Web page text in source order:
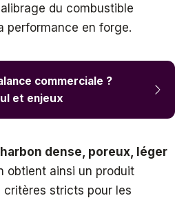
du combustible
performance en forge.
commerciale ?
et enjeux
dense, poreux, léger
obtient ainsi un produit
critères stricts pour les